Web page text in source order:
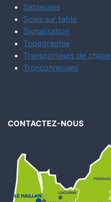
Sableuses
Scies sur table
Signalisation
Topographie
Transporteurs de chape
Tronçonneuses
CONTACTEZ-NOUS